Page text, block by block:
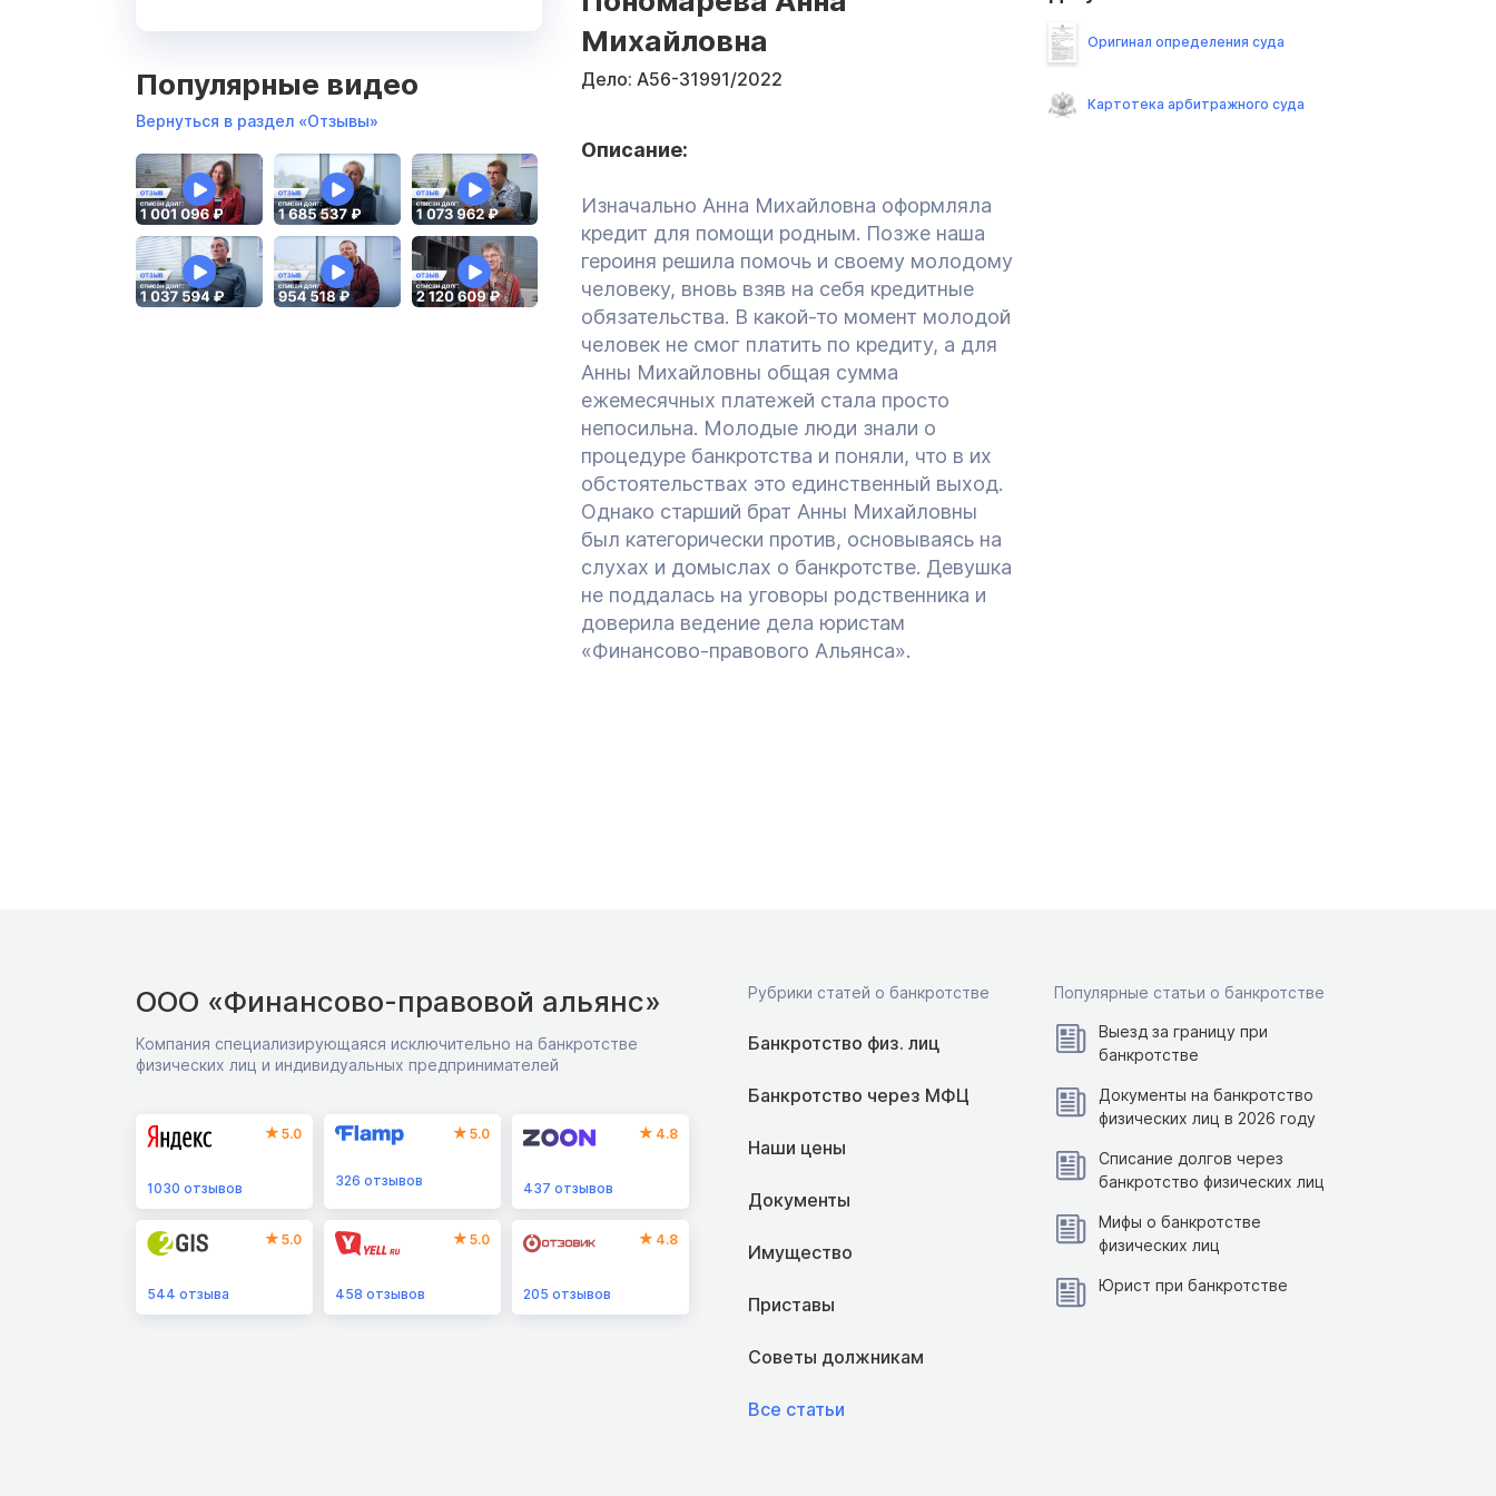
Популярные видео
Вернуться в раздел «Отзывы»
Михайловна
Дело: А56-31991/2022
Описание:
Изначально Анна Михайловна оформляла
кредит для помощи родным. Позже наша
героиня решила помочь и своему молодому
человеку, вновь взяв на себя кредитные
обязательства. В какой-то момент молодой
человек не смог платить по кредиту, а для
Анны Михайловны общая сумма
ежемесячных платежей стала просто
непосильна. Молодые люди знали о
процедуре банкротства и поняли, что в их
обстоятельствах это единственный выход.
Однако старший брат Анны Михайловны
был категорически против, основываясь на
слухах и домыслах о банкротстве. Девушка
не поддалась на уговоры родственника и
доверила ведение дела юристам
«Финансово-правового Альянса».
Оригинал определения суда
Картотека арбитражного суда
ООО «Финансово-правовой альянс»
Компания специализирующаяся исключительно на банкротстве
физических лиц и индивидуальных предпринимателей
5.0
1030 отзывов
5.0
326 отзывов
4.8
437 отзывов
5.0
544 отзыва
5.0
458 отзывов
4.8
205 отзывов
Рубрики статей о банкротстве
Банкротство физ. лиц
Банкротство через МФЦ
Наши цены
Документы
Имущество
Приставы
Советы должникам
Все статьи
Популярные статьи о банкротстве
Выезд за границу при
банкротстве
Документы на банкротство
физических лиц в 2026 году
Списание долгов через
банкротство физических лиц
Мифы о банкротстве
физических лиц
Юрист при банкротстве